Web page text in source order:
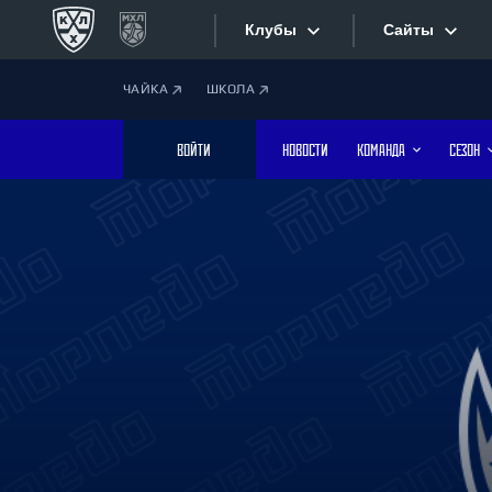
Клубы
Дивизион Боброва
Лада
Сайты
Фотобанк
ЧАЙКА ШКОЛА
ВОЙТИ НОВОСТИ КОМАНДА СЕЗОН